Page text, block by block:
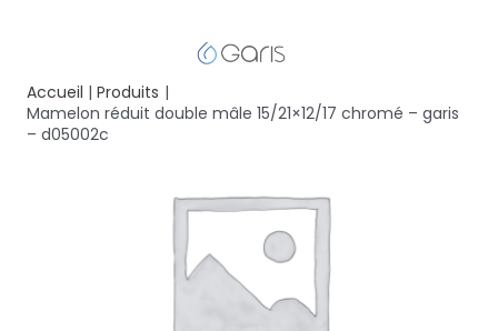
Accueil
Produits
Mamelon réduit double mâle 15/21×12/17 chromé – garis
– d05002c